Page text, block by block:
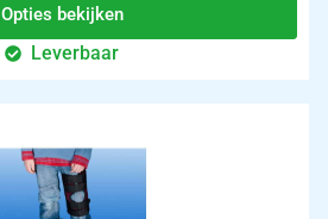
Opties bekijken
Leverbaar